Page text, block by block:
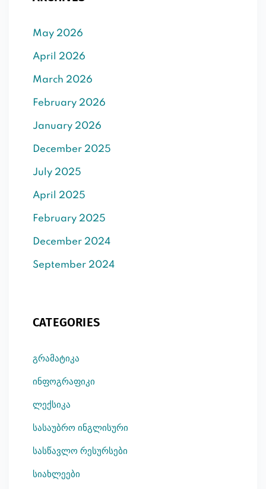
May 2026
April 2026
March 2026
February 2026
January 2026
December 2025
July 2025
April 2025
February 2025
December 2024
September 2024
CATEGORIES
გრამატიკა
ინფოგრაფიკი
ლექსიკა
სასაუბრო ინგლისური
სასწავლო რესურსები
სიახლეები
Already have an account?